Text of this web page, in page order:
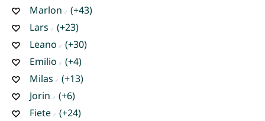
Marlon
(+43)
Lars
(+23)
Leano
(+30)
Emilio
(+4)
Milas
(+13)
Jorin
(+6)
Fiete
(+24)